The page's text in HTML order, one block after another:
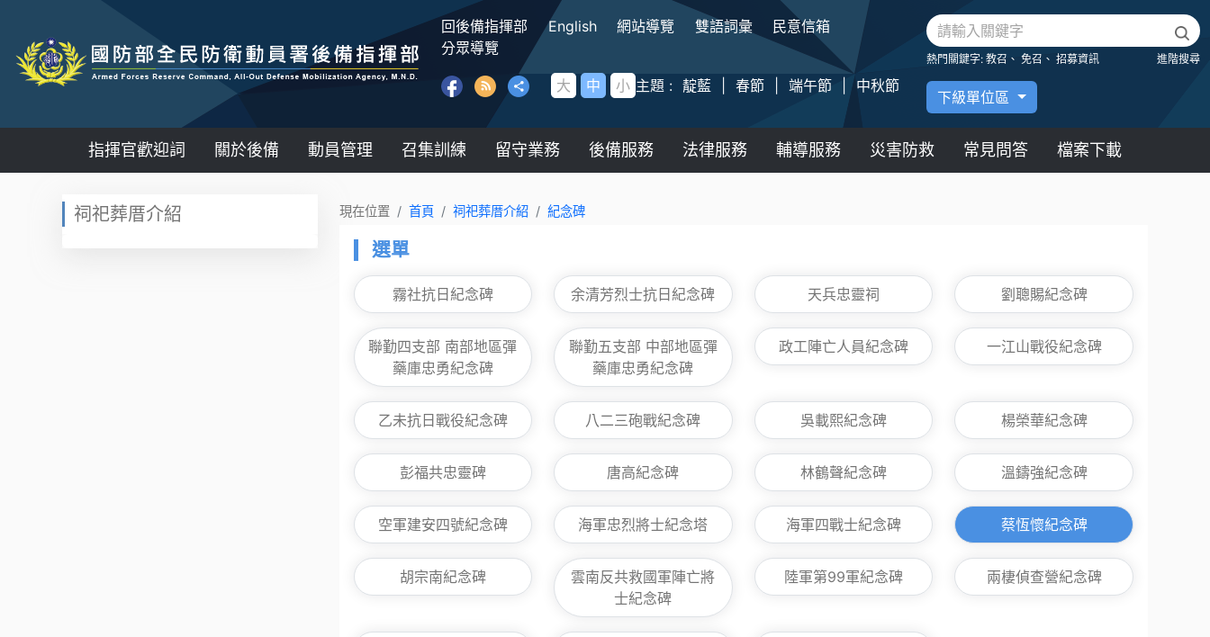
後備指揮部
:::
回後備指揮部 English 網站導覽 雙語詞彙
民意信箱
分眾導覽
大 中 小 主題 : 靛藍 春節 端午節 中秋節
熱門關鍵字: 教召、 免召、 招募資訊 進階搜尋
下級單位區
指揮官歡迎詞 關於後備 動員管理 召集訓練 留守業務 後備服務 法律服務 輔導服務 災害防救 常見問答 檔案下載
祠祀葬厝介紹 現在位置 首頁 祠祀葬厝介紹 紀念碑
選單
霧社抗日紀念碑 余清芳烈士抗日紀念碑 天兵忠靈祠 劉聰賜紀念碑
聯勤四支部 南部地區彈
藥庫忠勇紀念碑
聯勤五支部 中部地區彈
藥庫忠勇紀念碑
政工陣亡人員紀念碑 一江山戰役紀念碑
乙未抗日戰役紀念碑 八二三砲戰紀念碑 吳載熙紀念碑 楊榮華紀念碑
彭福共忠靈碑 唐高紀念碑 林鶴聲紀念碑 溫鑄強紀念碑
空軍建安四號紀念碑 海軍忠烈將士紀念塔 海軍四戰士紀念碑 蔡恆懷紀念碑
胡宗南紀念碑
雲南反共救國軍陣亡將
士紀念碑
陸軍第99軍紀念碑 兩棲偵查營紀念碑